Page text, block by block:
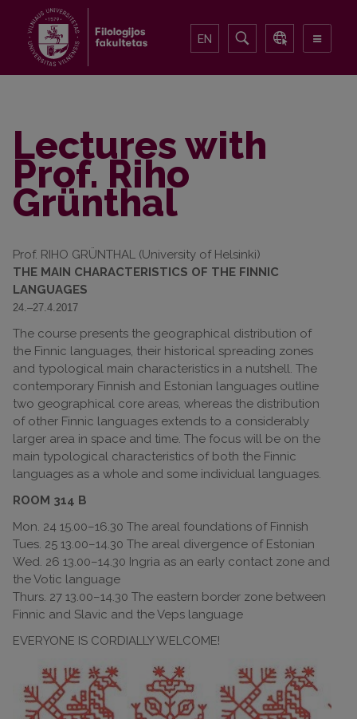
EN
Lectures with
Prof. Riho
Grünthal
Prof. RIHO GRÜNTHAL (University of Helsinki)
THE MAIN CHARACTERISTICS OF THE FINNIC
LANGUAGES
24.–27.4.2017
The course presents the geographical distribution of
the Finnic languages, their historical spreading zones
and typological main characteristics in a nutshell. The
contemporary Finnish and Estonian languages outline
two geographical core areas, whereas the distribution
of other Finnic languages extends to a considerably
larger area in space and time. The focus will be on the
main typological characteristics of both the Finnic
languages as a whole and some individual languages.
ROOM 314 B
Mon. 24 15.00–16.30 The areal foundations of Finnish
Tues. 25 13.00–14.30 The areal divergence of Estonian
Wed. 26 13.00–14.30 Ingria as an early contact zone and
the Votic language
Thurs. 27 13.00–14.30 The eastern border zone between
Finnic and Slavic and the Veps language
EVERYONE IS CORDIALLY WELCOME!